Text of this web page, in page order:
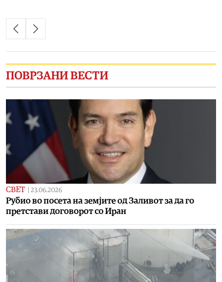
ПОВРЗАНИ ВЕСТИ
СВЕТ | 23.06.2026
Рубио во посета на земјите од Заливот за да го
претстави договорот со Иран